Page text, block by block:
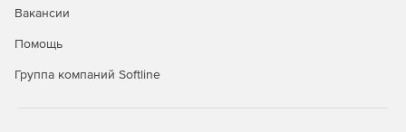
Вакансии
Помощь
Группа компаний Softline